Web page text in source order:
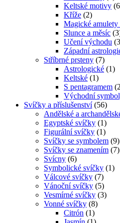
Keltské motivy
Kříže (2)
Magické amulety
Slunce a měsíc
Učení východu
Západní
Stříbrné prsteny (7)
Astrologické (1)
Keltské (1)
S pentagramem
Východní
Svíčky a příslušenství (56)
Andělské a
Egyptské svíčky (1)
Figurální svíčky (1)
Svíčky se symbolem (9)
Svíčky se znamením (7)
Svícny (6)
Symbolické svíčky (1)
Válcové svíčky (7)
Vánoční svíčky (5)
Vesmírné svíčky (3)
Vonné svíčky (8)
Citrón (1)